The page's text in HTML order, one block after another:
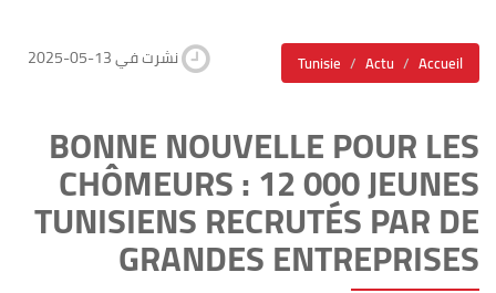
Tunisie Actu Accueil 2025-05-13 نشرت في
BONNE NOUVELLE POUR LES
CHÔMEURS : 12 000 JEUNES
TUNISIENS RECRUTÉS PAR DE
GRANDES ENTREPRISES